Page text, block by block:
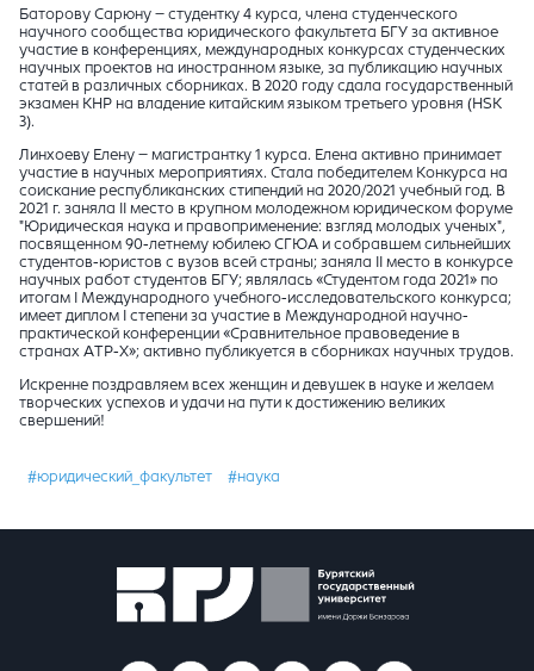
Баторову Сарюну – студентку 4 курса, члена студенческого
научного сообщества юридического факультета БГУ за активное
участие в конференциях, международных конкурсах студенческих
научных проектов на иностранном языке, за публикацию научных
статей в различных сборниках. В 2020 году сдала государственный
экзамен КНР на владение китайским языком третьего уровня (HSK
3).
Линхоеву Елену – магистрантку 1 курса. Елена активно принимает
участие в научных мероприятиях. Стала победителем Конкурса на
соискание республиканских стипендий на 2020/2021 учебный год. В
2021 г. заняла II место в крупном молодежном юридическом форуме
"Юридическая наука и правоприменение: взгляд молодых ученых",
посвященном 90-летнему юбилею СГЮА и собравшем сильнейших
студентов-юристов с вузов всей страны; заняла II место в конкурсе
научных работ студентов БГУ; являлась «Студентом года 2021» по
итогам I Международного учебного-исследовательского конкурса;
имеет диплом I степени за участие в Международной научно-
практической конференции «Сравнительное правоведение в
странах АТР-X»; активно публикуется в сборниках научных трудов.
Искренне поздравляем всех женщин и девушек в науке и желаем
творческих успехов и удачи на пути к достижению великих
свершений!
#юридический_факультет #наука